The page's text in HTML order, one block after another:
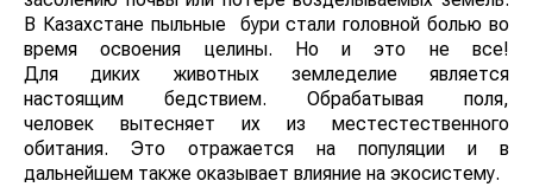
В Казахстане пыльные бури стали головной болью во
время освоения целины. Но и это не все!
Для диких животных земледелие является
настоящим бедствием. Обрабатывая поля,
человек вытесняет их из местестественного
обитания. Это отражается на популяции и в
дальнейшем также оказывает влияние на экосистему.